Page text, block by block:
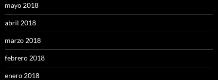
mayo 2018
abril 2018
marzo 2018
febrero 2018
enero 2018